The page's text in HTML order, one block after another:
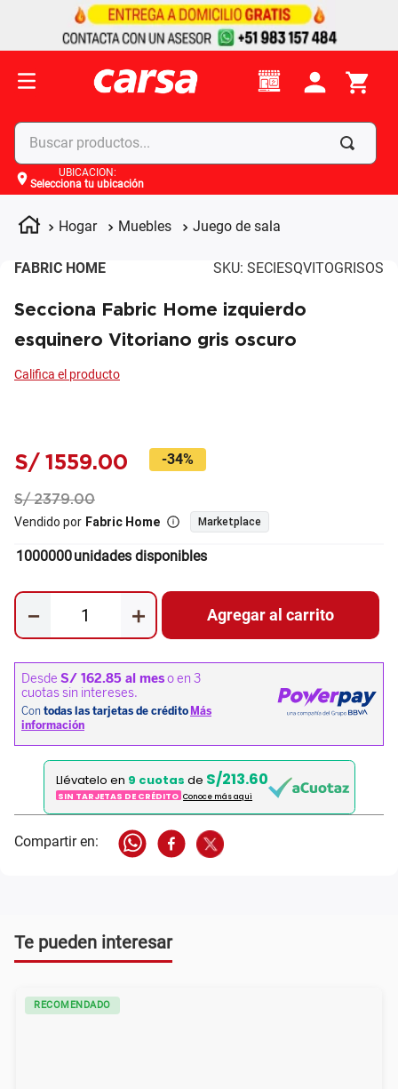
Buscar productos...
UBICACIÓN:
Selecciona tu ubicación
Hogar Muebles Juego de sala
FABRIC HOME SKU: SECIESQVITOGRISOS
Secciona Fabric Home izquierdo
esquinero Vitoriano gris oscuro
S/ 1559.00 -34%
S/ 2379.00
Vendido por Fabric Home Marketplace
1000000unidades disponibles
＋
－ Agregar al carrito
Llévatelo en 9 cuotas de S/213.60
SIN TARJETAS DE CRÉDITO Conoce más aqui
Te pueden interesar
RECOMENDADO
Términos más buscados
4. apple